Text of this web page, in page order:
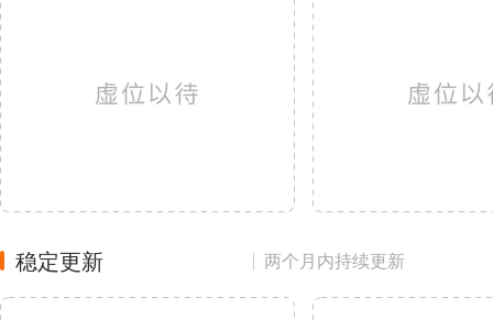
稳定更新 两个月内持续更新